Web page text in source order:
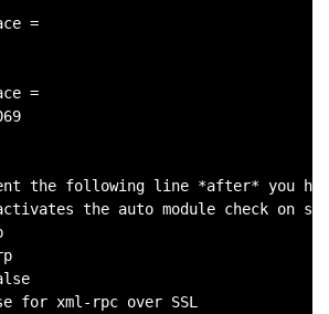
=
=
the following line *after* you
the auto module check on
for xml-rpc over SSL